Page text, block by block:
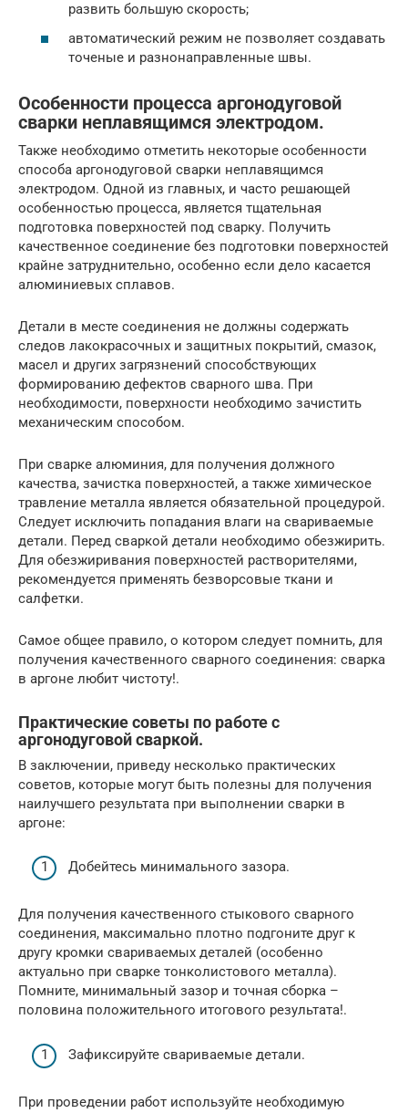
развить большую скорость;
автоматический режим не позволяет создавать
точеные и разнонаправленные швы.
Особенности процесса аргонодуговой
сварки неплавящимся электродом.
Также необходимо отметить некоторые особенности
способа аргонодуговой сварки неплавящимся
электродом. Одной из главных, и часто решающей
особенностью процесса, является тщательная
подготовка поверхностей под сварку. Получить
качественное соединение без подготовки поверхностей
крайне затруднительно, особенно если дело касается
алюминиевых сплавов.
Детали в месте соединения не должны содержать
следов лакокрасочных и защитных покрытий, смазок,
масел и других загрязнений способствующих
формированию дефектов сварного шва. При
необходимости, поверхности необходимо зачистить
механическим способом.
При сварке алюминия, для получения должного
качества, зачистка поверхностей, а также химическое
травление металла является обязательной процедурой.
Следует исключить попадания влаги на свариваемые
детали. Перед сваркой детали необходимо обезжирить.
Для обезжиривания поверхностей растворителями,
рекомендуется применять безворсовые ткани и
салфетки.
Самое общее правило, о котором следует помнить, для
получения качественного сварного соединения: сварка
в аргоне любит чистоту!.
Практические советы по работе с
аргонодуговой сваркой.
В заключении, приведу несколько практических
советов, которые могут быть полезны для получения
наилучшего результата при выполнении сварки в
аргоне:
Добейтесь минимального зазора.
Для получения качественного стыкового сварного
соединения, максимально плотно подгоните друг к
другу кромки свариваемых деталей (особенно
актуально при сварке тонколистового металла).
Помните, минимальный зазор и точная сборка –
половина положительного итогового результата!.
Зафиксируйте свариваемые детали.
При проведении работ используйте необходимую